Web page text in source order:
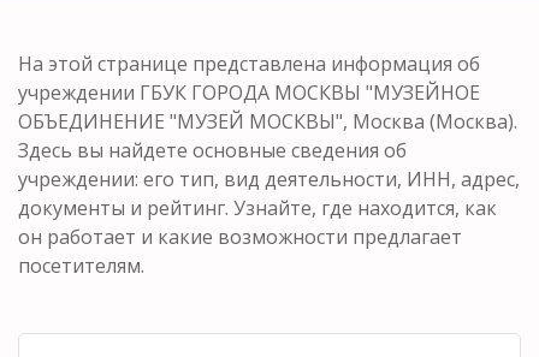
На этой странице представлена информация об
учреждении ГБУК ГОРОДА МОСКВЫ "МУЗЕЙНОЕ
ОБЪЕДИНЕНИЕ "МУЗЕЙ МОСКВЫ", Москва (Москва).
Здесь вы найдете основные сведения об
учреждении: его тип, вид деятельности, ИНН, адрес,
документы и рейтинг. Узнайте, где находится, как
он работает и какие возможности предлагает
посетителям.